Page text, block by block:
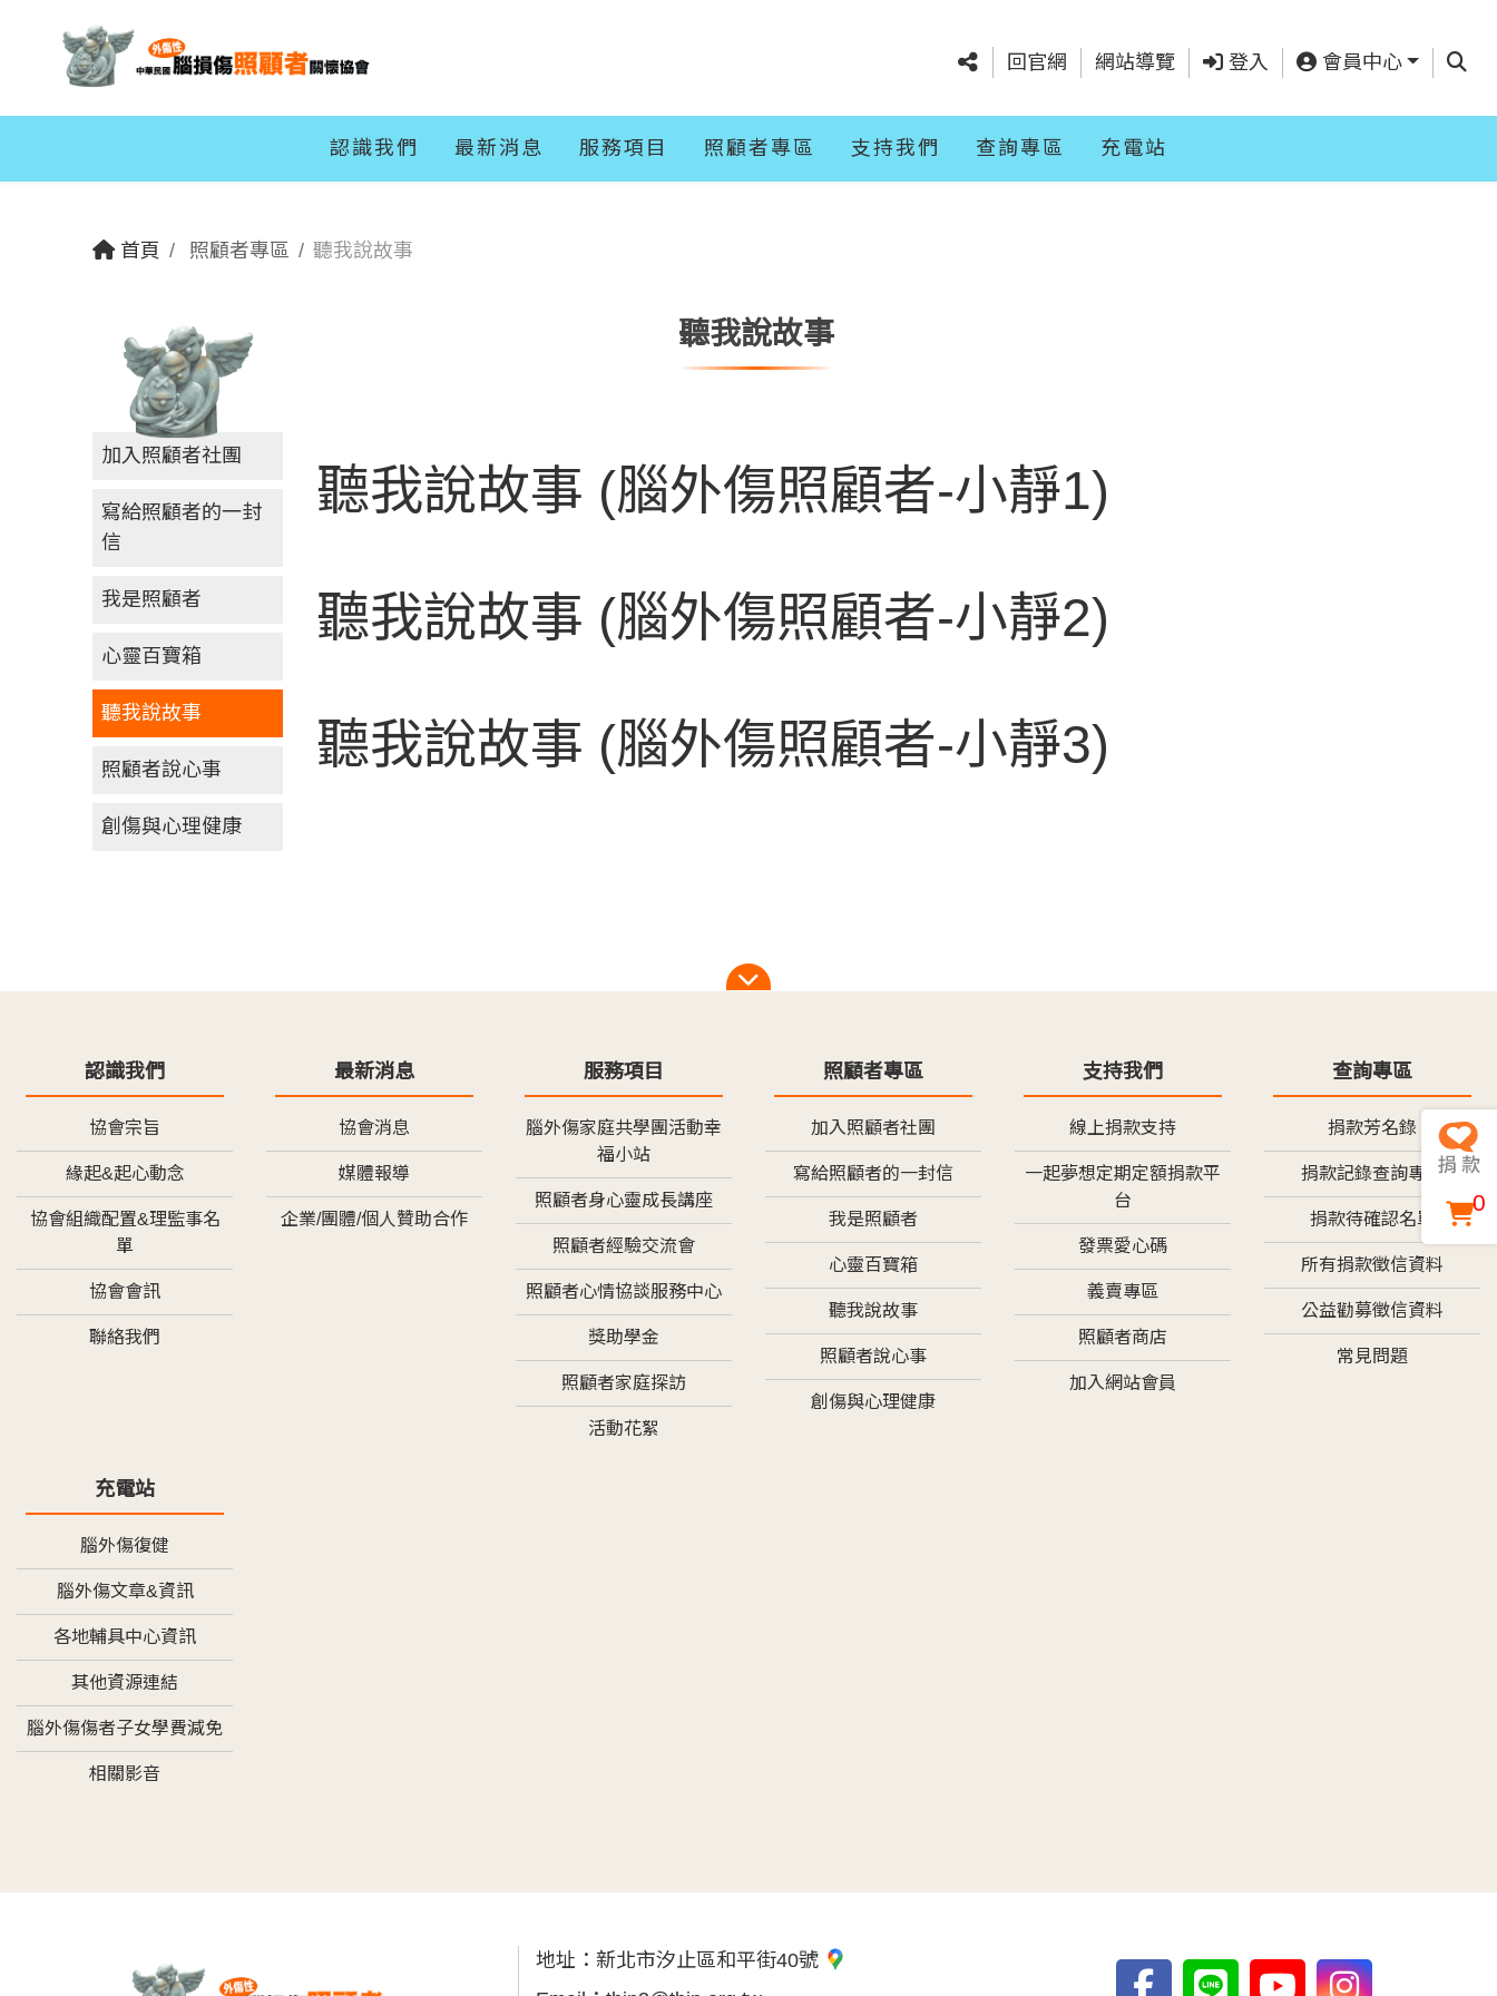
回官網 網站導覽 登入 會員中心 查詢
認識我們 最新消息 服務項目 照顧者專區 支持我們 查詢專區 充電站
首頁 照顧者專區 聽我說故事
聽我說故事
加入照顧者社團
寫給照顧者的一封
信
我是照顧者
心靈百寶箱
聽我說故事
照顧者說心事
創傷與心理健康
聽我說故事 (腦外傷照顧者-小靜1)
聽我說故事 (腦外傷照顧者-小靜2)
聽我說故事 (腦外傷照顧者-小靜3)
認識我們
協會宗旨
緣起&起心動念
協會組織配置&理監事名
單
協會會訊
聯絡我們
最新消息
協會消息
媒體報導
企業/團體/個人贊助合作
服務項目
腦外傷家庭共學團活動幸
福小站
照顧者身心靈成長講座
照顧者經驗交流會
照顧者心情協談服務中心
獎助學金
照顧者家庭探訪
活動花絮
照顧者專區
加入照顧者社團
寫給照顧者的一封信
我是照顧者
心靈百寶箱
聽我說故事
照顧者說心事
創傷與心理健康
支持我們
線上捐款支持
一起夢想定期定額捐款平
台
發票愛心碼
義賣專區
照顧者商店
加入網站會員
查詢專區
捐款芳名錄
捐款記錄查詢專區
捐款待確認名單
所有捐款徵信資料
公益勸募徵信資料
常見問題
充電站
腦外傷復健
腦外傷文章&資訊
各地輔具中心資訊
其他資源連結
腦外傷傷者子女學費減免
相關影音
地址：新北市汐止區和平街40號
0